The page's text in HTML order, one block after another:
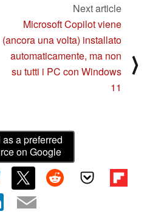
Next article
Microsoft Copilot viene
(ancora una volta) installato
automaticamente, ma non
su tutti i PC con Windows
11
⟩
as a preferred
on Google